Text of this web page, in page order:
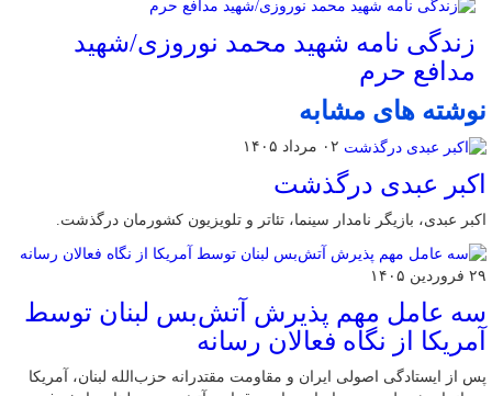
زندگی نامه شهید محمد نوروزی/شهید
مدافع حرم
نوشته های مشابه
۰۲ مرداد ۱۴۰۵
اکبر عبدی درگذشت
اکبر عبدی، بازیگر نامدار سینما، تئاتر و تلویزیون کشورمان درگذشت.
۲۹ فروردین ۱۴۰۵
سه عامل مهم پذیرش آتش‌بس لبنان توسط
آمریکا از نگاه فعالان رسانه
پس از ایستادگی اصولی ایران و مقاومت مقتدرانه حزب‌الله لبنان، آمریکا